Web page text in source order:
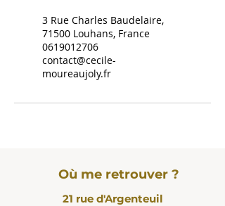
3 Rue Charles Baudelaire,
71500 Louhans, France
0619012706
contact@cecile-
moureaujoly.fr
Où me retrouver ?
21 rue d'Argenteuil